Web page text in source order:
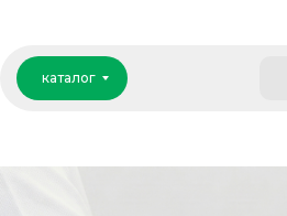
каталог